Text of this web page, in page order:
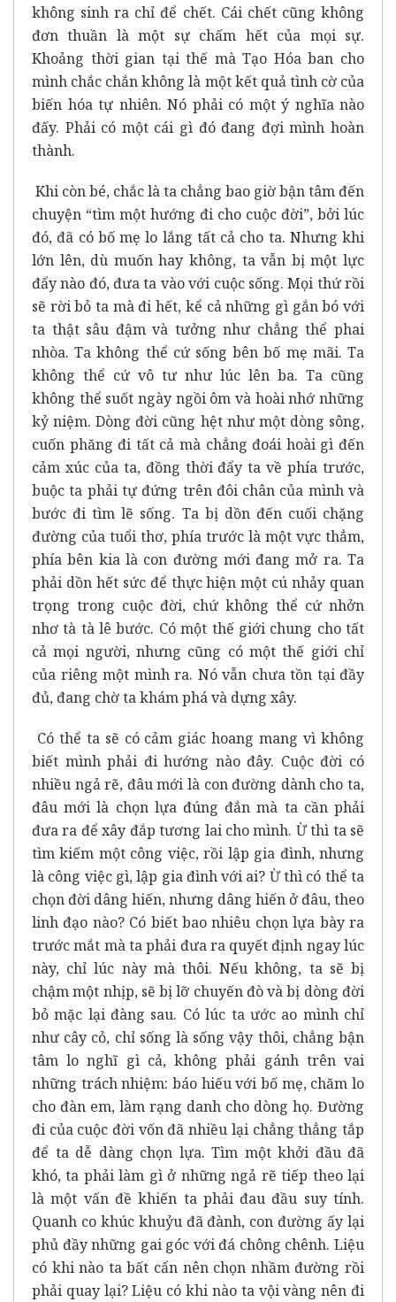
không sinh ra chỉ để chết. Cái chết cũng không
đơn thuần là một sự chấm hết của mọi sự.
Khoảng thời gian tại thế mà Tạo Hóa ban cho
mình chắc chắn không là một kết quả tình cờ của
biến hóa tự nhiên. Nó phải có một ý nghĩa nào
đấy. Phải có một cái gì đó đang đợi mình hoàn
thành.
Khi còn bé, chắc là ta chẳng bao giờ bận tâm đến
chuyện “tìm một hướng đi cho cuộc đời”, bởi lúc
đó, đã có bố mẹ lo lắng tất cả cho ta. Nhưng khi
lớn lên, dù muốn hay không, ta vẫn bị một lực
đẩy nào đó, đưa ta vào với cuộc sống. Mọi thứ rồi
sẽ rời bỏ ta mà đi hết, kể cả những gì gắn bó với
ta thật sâu đậm và tưởng như chẳng thể phai
nhòa. Ta không thể cứ sống bên bố mẹ mãi. Ta
không thể cứ vô tư như lúc lên ba. Ta cũng
không thể suốt ngày ngồi ôm và hoài nhớ những
kỷ niệm. Dòng đời cũng hệt như một dòng sông,
cuốn phăng đi tất cả mà chẳng đoái hoài gì đến
cảm xúc của ta, đồng thời đẩy ta về phía trước,
buộc ta phải tự đứng trên đôi chân của mình và
bước đi tìm lẽ sống. Ta bị dồn đến cuối chặng
đường của tuổi thơ, phía trước là một vực thẳm,
phía bên kia là con đường mới đang mở ra. Ta
phải dồn hết sức để thực hiện một cú nhảy quan
trọng trong cuộc đời, chứ không thể cứ nhởn
nhơ tà tà lê bước. Có một thế giới chung cho tất
cả mọi người, nhưng cũng có một thế giới chỉ
của riêng một mình ra. Nó vẫn chưa tồn tại đầy
đủ, đang chờ ta khám phá và dựng xây.
Có thể ta sẽ có cảm giác hoang mang vì không
biết mình phải đi hướng nào đây. Cuộc đời có
nhiều ngả rẽ, đâu mới là con đường dành cho ta,
đâu mới là chọn lựa đúng đắn mà ta cần phải
đưa ra để xây đắp tương lai cho mình. Ừ thì ta sẽ
tìm kiếm một công việc, rồi lập gia đình, nhưng
là công việc gì, lập gia đình với ai? Ừ thì có thể ta
chọn đời dâng hiến, nhưng dâng hiến ở đâu, theo
linh đạo nào? Có biết bao nhiêu chọn lựa bày ra
trước mắt mà ta phải đưa ra quyết định ngay lúc
này, chỉ lúc này mà thôi. Nếu không, ta sẽ bị
chậm một nhịp, sẽ bị lỡ chuyến đò và bị dòng đời
bỏ mặc lại đàng sau. Có lúc ta ước ao mình chỉ
như cây cỏ, chỉ sống là sống vậy thôi, chẳng bận
tâm lo nghĩ gì cả, không phải gánh trên vai
những trách nhiệm: báo hiếu với bố mẹ, chăm lo
cho đàn em, làm rạng danh cho dòng họ. Đường
đi của cuộc đời vốn đã nhiều lại chẳng thẳng tắp
để ta dễ dàng chọn lựa. Tìm một khởi đầu đã
khó, ta phải làm gì ở những ngả rẽ tiếp theo lại
là một vấn đề khiến ta phải đau đầu suy tính.
Quanh co khúc khuỷu đã đành, con đường ấy lại
phủ đầy những gai góc với đá chông chênh. Liệu
có khi nào ta bất cẩn nên chọn nhầm đường rồi
phải quay lại? Liệu có khi nào ta vội vàng nên đi